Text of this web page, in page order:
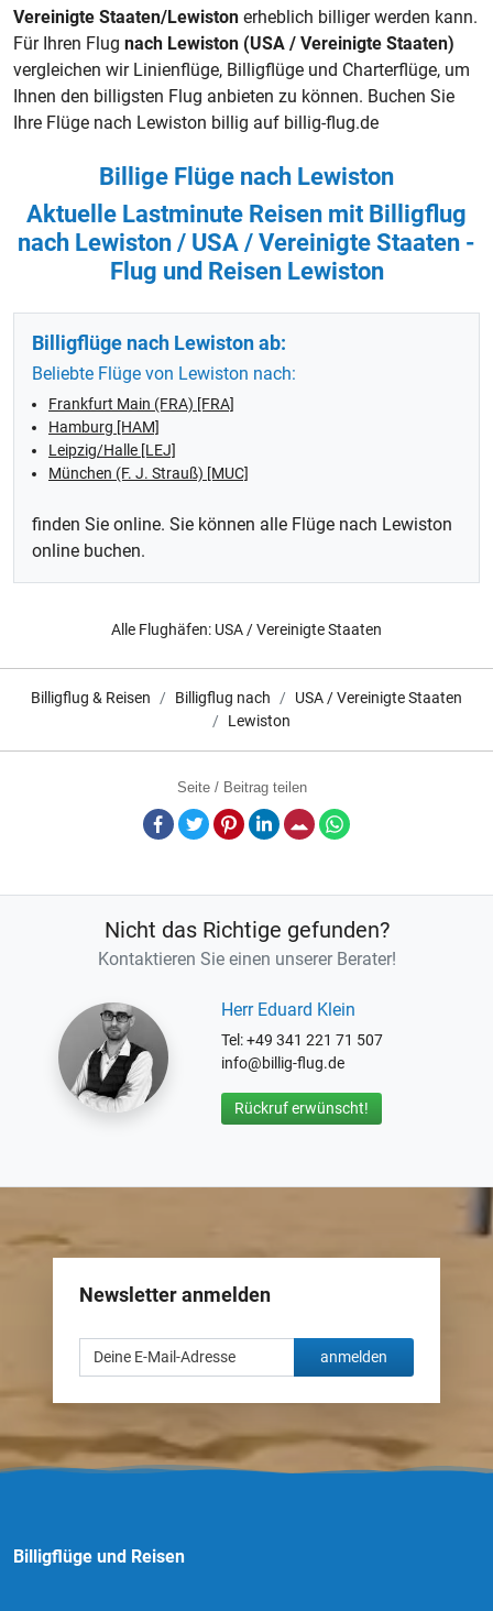
Vereinigte Staaten/Lewiston erheblich billiger werden kann.
Für Ihren Flug nach Lewiston (USA / Vereinigte Staaten)
vergleichen wir Linienflüge, Billigflüge und Charterflüge, um
Ihnen den billigsten Flug anbieten zu können. Buchen Sie
Ihre Flüge nach Lewiston billig auf billig-flug.de
Billige Flüge nach Lewiston
Aktuelle Lastminute Reisen mit Billigflug
nach Lewiston / USA / Vereinigte Staaten -
Flug und Reisen Lewiston
Billigflüge nach Lewiston ab:
Beliebte Flüge von Lewiston nach:
Frankfurt Main (FRA) [FRA]
Hamburg [HAM]
Leipzig/Halle [LEJ]
München (F. J. Strauß) [MUC]
finden Sie online. Sie können alle Flüge nach Lewiston
online buchen.
Alle Flughäfen: USA / Vereinigte Staaten
Billigflug & Reisen Billigflug nach
USA / Vereinigte Staaten
Lewiston
Seite / Beitrag teilen
Facebook
TwitterPinterestLinkedInE-Mail
Nicht das Richtige gefunden?
Kontaktieren Sie einen unserer Berater!
Herr Eduard Klein
Tel: +49 341 221 71 507
info@billig-flug.de
Rückruf erwünscht!
Newsletter anmelden
anmelden
Billigflüge und Reisen